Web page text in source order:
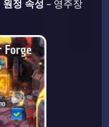
원정 속성 – 영주장